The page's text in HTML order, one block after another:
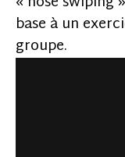
base à un
groupe.